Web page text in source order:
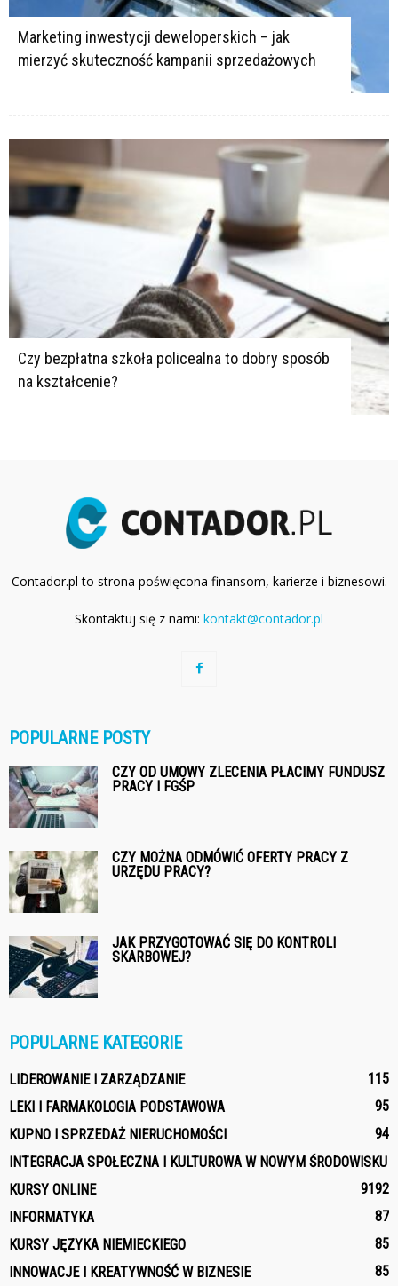
Marketing inwestycji deweloperskich – jak
mierzyć skuteczność kampanii sprzedażowych
Czy bezpłatna szkoła policealna to dobry sposób
na kształcenie?
Contador.pl to strona poświęcona finansom, karierze i biznesowi.
Skontaktuj się z nami: kontakt@contador.pl
POPULARNE POSTY
CZY OD UMOWY ZLECENIA PŁACIMY FUNDUSZ
PRACY I FGŚP
CZY MOŻNA ODMÓWIĆ OFERTY PRACY Z
URZĘDU PRACY?
JAK PRZYGOTOWAĆ SIĘ DO KONTROLI
SKARBOWEJ?
POPULARNE KATEGORIE
LIDEROWANIE I ZARZĄDZANIE
115
LEKI I FARMAKOLOGIA PODSTAWOWA
95
KUPNO I SPRZEDAŻ NIERUCHOMOŚCI
94
INTEGRACJA SPOŁECZNA I KULTUROWA W NOWYM ŚRODOWISKU
92
KURSY ONLINE
91
INFORMATYKA
87
KURSY JĘZYKA NIEMIECKIEGO
85
INNOWACJE I KREATYWNOŚĆ W BIZNESIE
85